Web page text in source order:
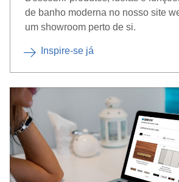
de banho moderna no nosso site
um showroom perto de si.
Inspire-se já